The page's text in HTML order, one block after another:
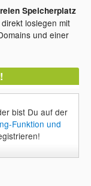
Speicherplatz
loslegen mit
und einer
bist Du auf der
Funktion und